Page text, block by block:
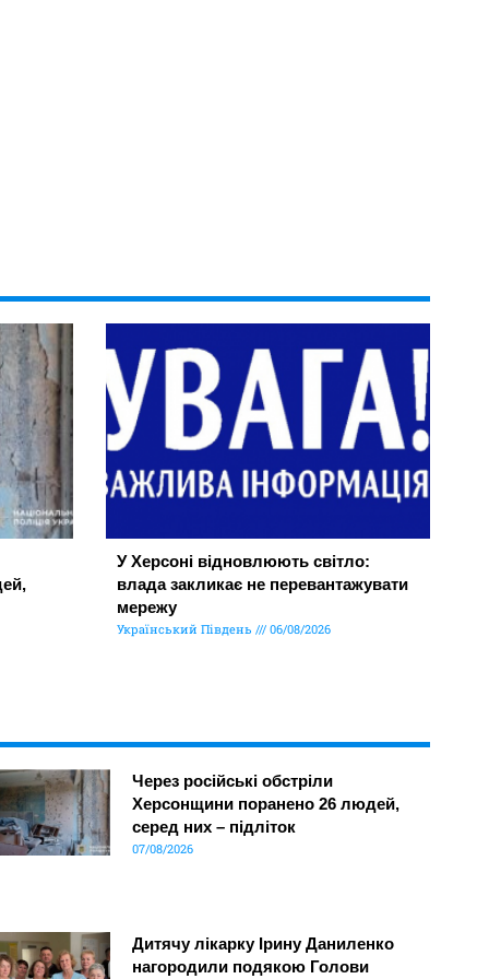
У Херсоні відновлюють світло:
влада закликає не перевантажувати
мережу
Український Південь 06/08/2026
Через російські обстріли
Херсонщини поранено 26 людей,
серед них – підліток
07/08/2026
Дитячу лікарку Ірину Даниленко
нагородили подякою Голови